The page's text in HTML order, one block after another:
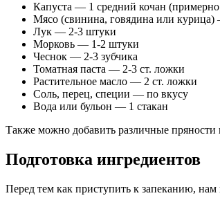
Капуста — 1 средний кочан
Мясо (свинина, говядина или курица)
Лук — 2-3 штуки
Морковь — 1-2 штуки
Чеснок — 2-3 зубчика
Томатная паста — 2-3 ст. ложки
Растительное масло — 2 ст. ложки
Соль, перец, специи — по вкусу
Вода или бульон — 1 стакан
Также можно добавить различные
Подготовка ингредиентов
Перед тем как приступить к запеканию,